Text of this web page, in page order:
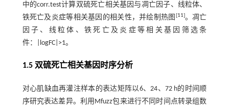
中的corr.test计算双硫死亡相关基因与凋亡因子、线粒体、
铁死亡及炎症等相关基因的相关性，并绘制热图 [11]。凋亡
因子、线粒体、铁死亡及炎症等相关基因筛选条
件：|logFC|>1。
1.5 双硫死亡相关基因时序分析
对心肌缺血再灌注样本的表达矩阵以6、24、72 h的时间顺
序研究表达差异。利用Mfuzz包来进行不同时间点转录组数